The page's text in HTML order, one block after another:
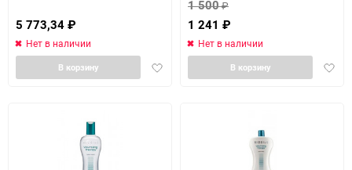
5 773,34 ₽
Нет в наличии
Добавить
В корзину
1 500₽
1 241 ₽
Нет в наличии
В корзину